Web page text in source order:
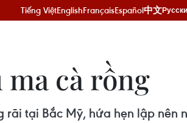
Tiếng ViệtEnglishFrançaisEspañol中文
cà rồng
tại Bắc Mỹ, hứa hẹn lập nên